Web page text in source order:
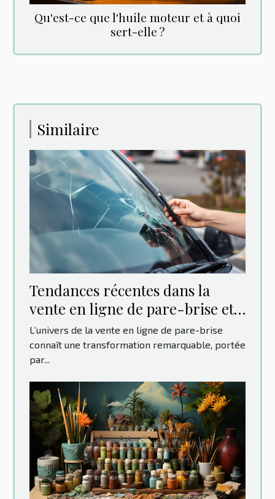
Qu'est-ce que l'huile moteur et à quoi
sert-elle ?
Similaire
Tendances récentes dans la
vente en ligne de pare-brise et
leur impact sur les
consommateurs
L’univers de la vente en ligne de pare-brise
connaît une transformation remarquable, portée
par...